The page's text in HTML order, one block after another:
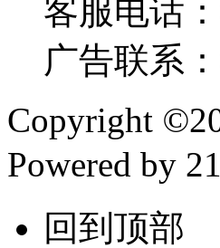
客服电话：
广告联系：
Copyright ©
Powered by
回到顶部